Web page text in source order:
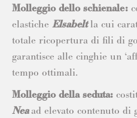
Molleggio dello schienale:
elastiche Elsabeltla cui
totale ricopertura di fili di
garantisce alle cinghie un
tempo ottimali.
Molleggio della seduta:
Neaad elevato contenuto di